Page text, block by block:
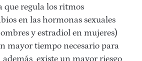
que regula los ritmos
en las hormonas sexuales
y estradiol en mujeres)
mayor tiempo necesario para